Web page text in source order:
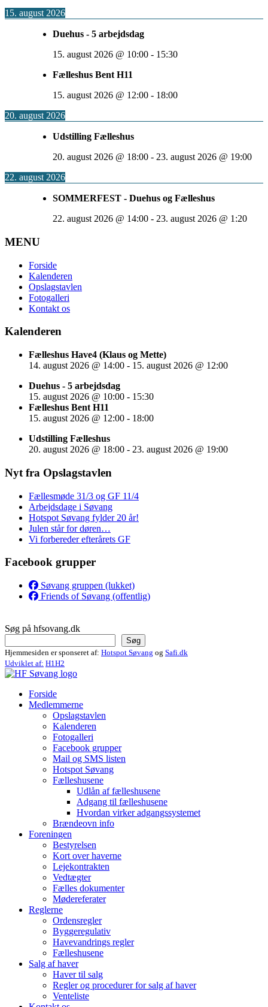
15. august 2026
Duehus - 5 arbejdsdag
15. august 2026 @ 10:00 - 15:30
Fælleshus Bent H11
15. august 2026 @ 12:00 - 18:00
20. august 2026
Udstilling Fælleshus
20. august 2026 @ 18:00 - 23. august 2026 @ 19:00
22. august 2026
SOMMERFEST - Duehus og Fælleshus
22. august 2026 @ 14:00 - 23. august 2026 @ 1:20
MENU
Forside
Kalenderen
Opslagstavlen
Fotogalleri
Kontakt os
Kalenderen
Fælleshus Have4 (Klaus og Mette)
14. august 2026 @ 14:00 - 15. august 2026 @ 12:00
Duehus - 5 arbejdsdag
15. august 2026 @ 10:00 - 15:30
Fælleshus Bent H11
15. august 2026 @ 12:00 - 18:00
Udstilling Fælleshus
20. august 2026 @ 18:00 - 23. august 2026 @ 19:00
Nyt fra Opslagstavlen
Fællesmøde 31/3 og GF 11/4
Arbejdsdage i Søvang
Hotspot Søvang fylder 20 år!
Julen står for døren…
Vi forbereder efterårets GF
Facebook grupper
Søvang gruppen (lukket)
Friends of Søvang (offentlig)
Søg på hfsovang.dk
Søg
Hjemmesiden er sponseret af: Hotspot Søvang og Safi.dk
Udviklet af: H1H2
Forside
Medlemmerne
Opslagstavlen
Kalenderen
Fotogalleri
Facebook grupper
Mail og SMS listen
Hotspot Søvang
Fælleshusene
Udlån af fælleshusene
Adgang til fælleshusene
Hvordan virker adgangssystemet
Brændeovn info
Foreningen
Bestyrelsen
Kort over haverne
Lejekontrakten
Vedtægter
Fælles dokumenter
Mødereferater
Reglerne
Ordensregler
Byggeregulativ
Havevandrings regler
Fælleshusene
Salg af haver
Haver til salg
Regler og procedurer for salg af haver
Venteliste